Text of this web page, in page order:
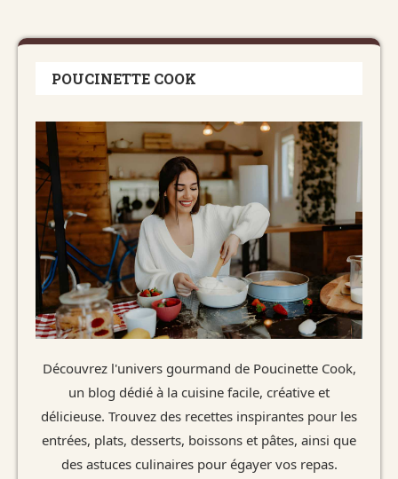
POUCINETTE COOK
Découvrez l'univers gourmand de Poucinette Cook,
un blog dédié à la cuisine facile, créative et
délicieuse. Trouvez des recettes inspirantes pour les
entrées, plats, desserts, boissons et pâtes, ainsi que
des astuces culinaires pour égayer vos repas.